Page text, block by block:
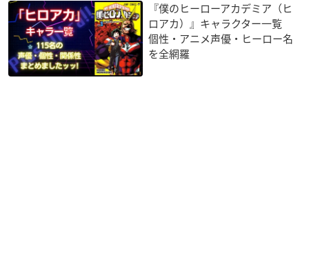
『僕のヒーローアカデミア（ヒ
ロアカ）』キャラクター一覧
個性・アニメ声優・ヒーロー名
を全網羅